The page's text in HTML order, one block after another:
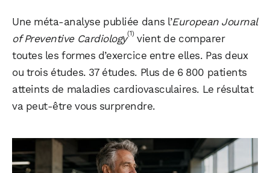
Une méta-analyse publiée dans l’European Journal
of Preventive Cardiology(1) vient de comparer
toutes les formes d’exercice entre elles. Pas deux
ou trois études. 37 études. Plus de 6 800 patients
atteints de maladies cardiovasculaires. Le résultat
va peut-être vous surprendre.